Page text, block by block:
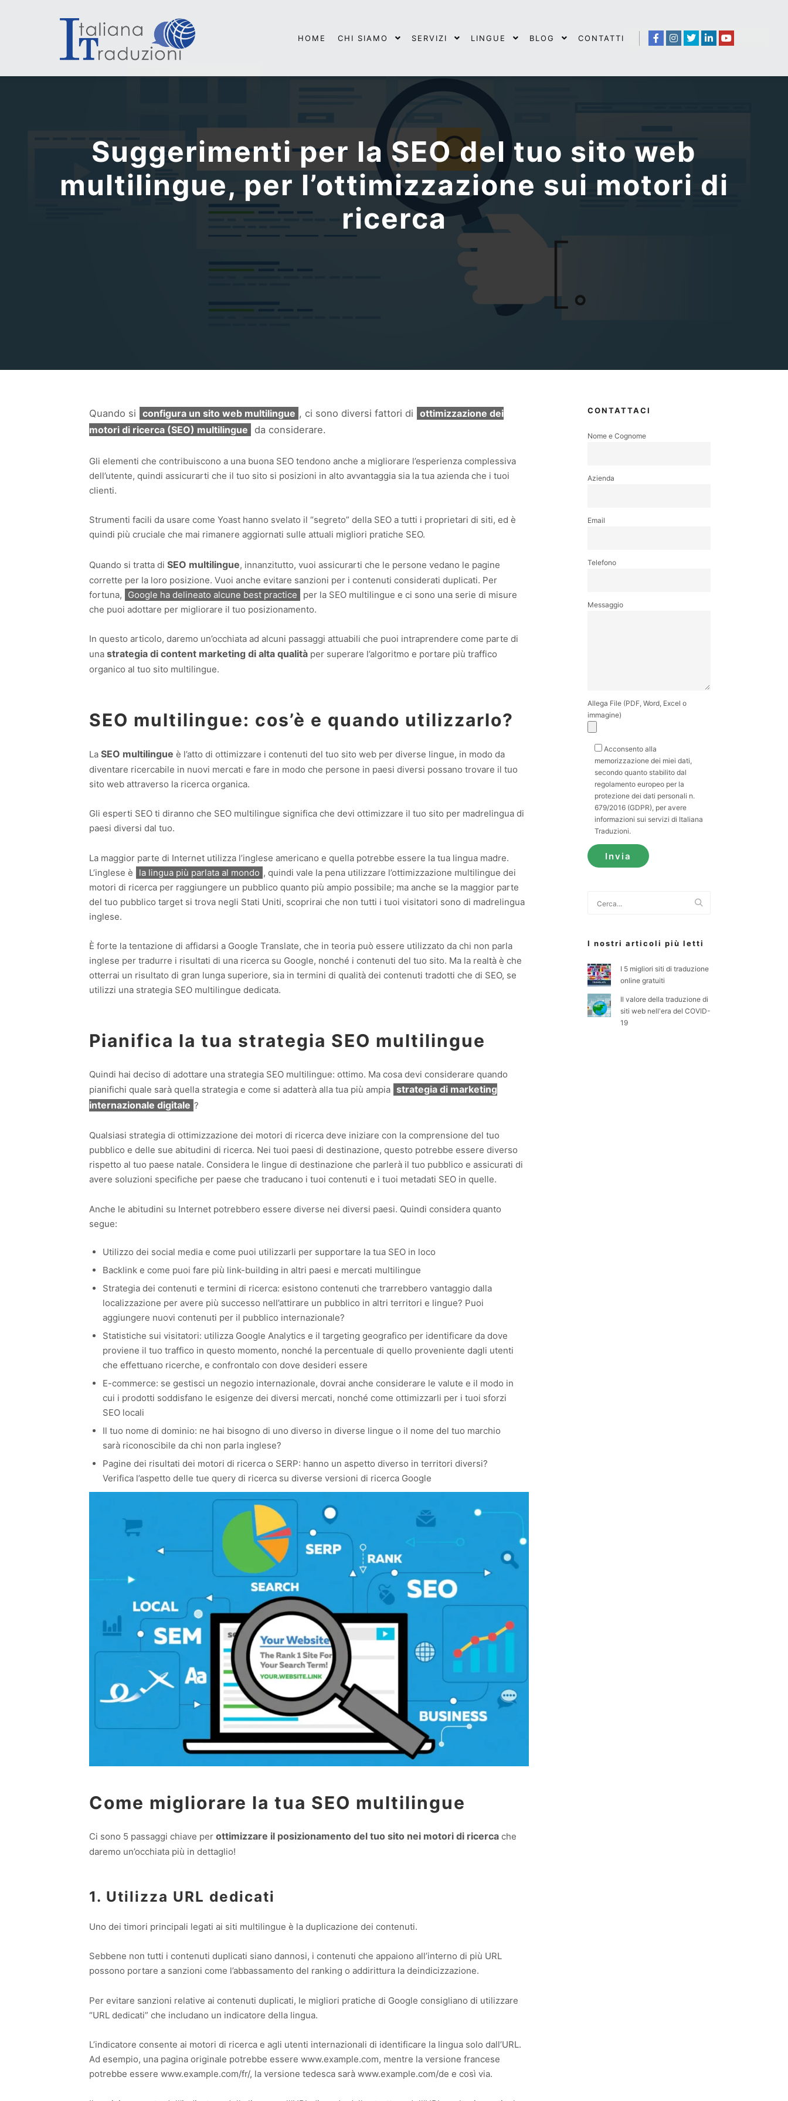
HOME CHI SIAMO SERVIZI LINGUE BLOG CONTATTI
Suggerimenti per la SEO del tuo sito web
multilingue, per l’ottimizzazione sui motori di
ricerca
Quando si configura un sito web multilingue , ci sono diversi fattori di ottimizzazione dei
motori di ricerca (SEO) multilingue
da considerare.
Gli elementi che contribuiscono a una buona SEO tendono anche a migliorare l’esperienza complessiva
dell’utente, quindi assicurarti che il tuo sito si posizioni in alto avvantaggia sia la tua azienda che i tuoi
clienti.
Strumenti facili da usare come Yoast hanno svelato il “segreto” della SEO a tutti i proprietari di siti, ed è
quindi più cruciale che mai rimanere aggiornati sulle attuali migliori pratiche SEO.
Quando si tratta di SEO multilingue, innanzitutto, vuoi assicurarti che le persone vedano le pagine
corrette per la loro posizione. Vuoi anche evitare sanzioni per i contenuti considerati duplicati. Per
fortuna,
Google ha delineato alcune best practice
per la SEO multilingue e ci sono una serie di misure
che puoi adottare per migliorare il tuo posizionamento.
In questo articolo, daremo un’occhiata ad alcuni passaggi attuabili che puoi intraprendere come parte di
una strategia di content marketing di alta qualità per superare l’algoritmo e portare più traffico
organico al tuo sito multilingue.
SEO multilingue: cos’è e quando utilizzarlo?
La SEO multilingue è l’atto di ottimizzare i contenuti del tuo sito web per diverse lingue, in modo da
diventare ricercabile in nuovi mercati e fare in modo che persone in paesi diversi possano trovare il tuo
sito web attraverso la ricerca organica.
Gli esperti SEO ti diranno che SEO multilingue significa che devi ottimizzare il tuo sito per madrelingua di
paesi diversi dal tuo.
La maggior parte di Internet utilizza l’inglese americano e quella potrebbe essere la tua lingua madre.
L’inglese è
la lingua più parlata al mondo , quindi vale la pena utilizzare l’ottimizzazione multilingue dei
motori di ricerca per raggiungere un pubblico quanto più ampio possibile; ma anche se la maggior parte
del tuo pubblico target si trova negli Stati Uniti, scoprirai che non tutti i tuoi visitatori sono di madrelingua
inglese.
È forte la tentazione di affidarsi a Google Translate, che in teoria può essere utilizzato da chi non parla
inglese per tradurre i risultati di una ricerca su Google, nonché i contenuti del tuo sito. Ma la realtà è che
otterrai un risultato di gran lunga superiore, sia in termini di qualità dei contenuti tradotti che di SEO, se
utilizzi una strategia SEO multilingue dedicata.
Pianifica la tua strategia SEO multilingue
Quindi hai deciso di adottare una strategia SEO multilingue: ottimo. Ma cosa devi considerare quando
pianifichi quale sarà quella strategia e come si adatterà alla tua più ampia strategia di marketing
internazionale digitale ?
Qualsiasi strategia di ottimizzazione dei motori di ricerca deve iniziare con la comprensione del tuo
pubblico e delle sue abitudini di ricerca. Nei tuoi paesi di destinazione, questo potrebbe essere diverso
rispetto al tuo paese natale. Considera le lingue di destinazione che parlerà il tuo pubblico e assicurati di
avere soluzioni specifiche per paese che traducano i tuoi contenuti e i tuoi metadati SEO in quelle.
Anche le abitudini su Internet potrebbero essere diverse nei diversi paesi. Quindi considera quanto
segue:
Utilizzo dei social media e come puoi utilizzarli per supportare la tua SEO in loco
Backlink e come puoi fare più link-building in altri paesi e mercati multilingue
Strategia dei contenuti e termini di ricerca: esistono contenuti che trarrebbero vantaggio dalla
localizzazione per avere più successo nell’attirare un pubblico in altri territori e lingue? Puoi
aggiungere nuovi contenuti per il pubblico internazionale?
Statistiche sui visitatori: utilizza Google Analytics e il targeting geografico per identificare da dove
proviene il tuo traffico in questo momento, nonché la percentuale di quello proveniente dagli utenti
che effettuano ricerche, e confrontalo con dove desideri essere
E-commerce: se gestisci un negozio internazionale, dovrai anche considerare le valute e il modo in
cui i prodotti soddisfano le esigenze dei diversi mercati, nonché come ottimizzarli per i tuoi sforzi
SEO locali
Il tuo nome di dominio: ne hai bisogno di uno diverso in diverse lingue o il nome del tuo marchio
sarà riconoscibile da chi non parla inglese?
Pagine dei risultati dei motori di ricerca o SERP: hanno un aspetto diverso in territori diversi?
Verifica l’aspetto delle tue query di ricerca su diverse versioni di ricerca Google
Come migliorare la tua SEO multilingue
Ci sono 5 passaggi chiave per ottimizzare il posizionamento del tuo sito nei motori di ricerca che
daremo un’occhiata più in dettaglio!
1. Utilizza URL dedicati
Uno dei timori principali legati ai siti multilingue è la duplicazione dei contenuti.
Sebbene non tutti i contenuti duplicati siano dannosi, i contenuti che appaiono all’interno di più URL
possono portare a sanzioni come l’abbassamento del ranking o addirittura la deindicizzazione.
Per evitare sanzioni relative ai contenuti duplicati, le migliori pratiche di Google consigliano di utilizzare
“URL dedicati” che includano un indicatore della lingua.
L’indicatore consente ai motori di ricerca e agli utenti internazionali di identificare la lingua solo dall’URL.
Ad esempio, una pagina originale potrebbe essere www.example.com, mentre la versione francese
potrebbe essere www.example.com/fr/, la versione tedesca sarà www.example.com/de e così via.
CONTATTACI
Nome e Cognome
Azienda
Email
Telefono
Messaggio
Allega File (PDF, Word, Excel o
immagine)
Acconsento alla
memorizzazione dei miei dati,
secondo quanto stabilito dal
regolamento europeo per la
protezione dei dati personali n.
679/2016 (GDPR), per avere
informazioni sui servizi di Italiana
Traduzioni.
I nostri articoli più letti
I 5 migliori siti di traduzione
online gratuiti
Il valore della traduzione di
siti web nell'era del COVID-
19